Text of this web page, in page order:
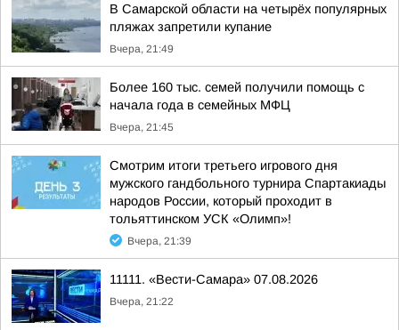
В Самарской области на четырёх популярных
пляжах запретили купание
Вчера, 21:49
Более 160 тыс. семей получили помощь с
начала года в семейных МФЦ
Вчера, 21:45
Смотрим итоги третьего игрового дня
мужского гандбольного турнира Спартакиады
народов России, который проходит в
тольяттинском УСК «Олимп»!
Вчера, 21:39
11111. «Вести-Самара» 07.08.2026
Вчера, 21:22